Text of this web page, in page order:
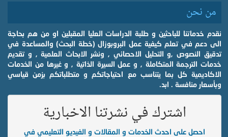
من نحن
نقدم خدماتنا للباحثين و طلبة الدراسات العليا المقبلين او من هم بحاجة
الى دعم في تعلم كيفية عمل البروبوزال (خطة البحث) والمساعدة في
تدقيق النصوص ,و التحليل الاحصائي , ونشر الابحاث العلمية , و تقديم
خدمات الترجمة المتكاملة , و عمل السيرة الذاتية , و غيرها من الخدمات
الاكاديمية كل بما يتناسب مع احتياجاتكم و متطلباتكم بزمن قياسي
وبأسعار منافسة . ابد.
اشترك في نشرتنا الاخبارية
احصل على احدث الخدمات و المقالات و الفيديو التعليمي في